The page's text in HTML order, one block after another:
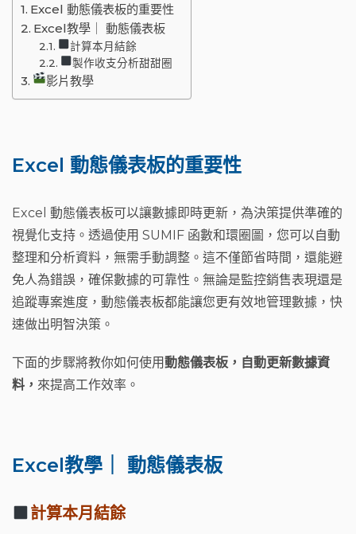
Excel 動態儀表板的重要性
Excel教學｜ 動態儀表板
計算本月結餘
製作收支分析甜甜圈
影片教學
Excel 動態儀表板的重要性
Excel 動態儀表板可以讓數據即時更新，為決策提供準確的
視覺化支持。透過使用 SUMIF 函數和環圈圖，您可以自動
整理和分析資料，無需手動調整。這不僅節省時間，還能避
免人為錯誤，確保數據的可靠性。無論是監控銷售表現還是
追蹤專案進度，動態儀表板都能讓您更有效地管理數據，快
速做出明智決策。
下面的步驟將教你如何使用動態儀表板，自動更新數據資
料， 來提高工作效率。
Excel教學｜ 動態儀表板
計算本月結餘